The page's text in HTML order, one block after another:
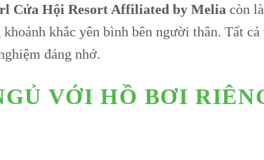
Cửa Hội Resort Affiliated by Melia còn
khắc yên bình bên người thân. Tất
đáng nhớ.
VỚI HỒ BƠI